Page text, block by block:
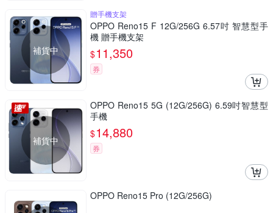
補貨中
贈手機支架
OPPO Reno15 F 12G/256G 6.57吋 智慧型手
機 贈手機支架
$11,350
券
補貨中
OPPO Reno15 5G (12G/256G) 6.59吋智慧型
手機
$14,880
券
OPPO Reno15 Pro (12G/256G)